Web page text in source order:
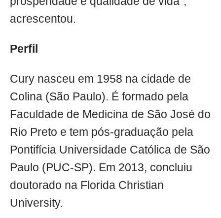
acrescentou.
Perfil
Cury nasceu em 1958 na cidade de
Colina (São Paulo). É formado pela
Faculdade de Medicina de São José do
Rio Preto e tem pós-graduação pela
Pontifícia Universidade Católica de São
Paulo (PUC-SP). Em 2013, concluiu
doutorado na Florida Christian
University.